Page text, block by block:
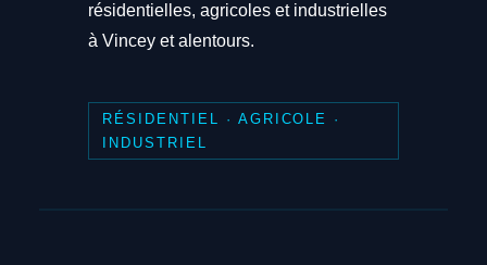
résidentielles, agricoles et industrielles
à Vincey et alentours.
RÉSIDENTIEL · AGRICOLE ·
INDUSTRIEL